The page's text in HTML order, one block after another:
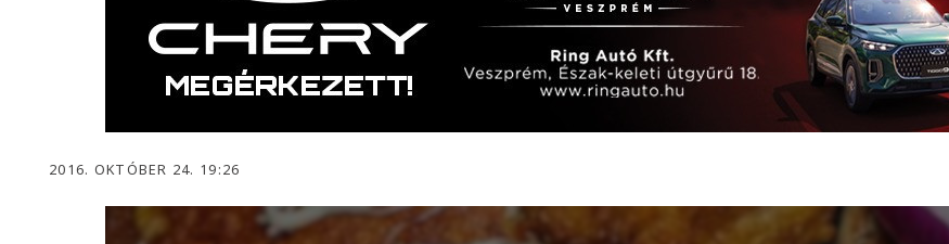
2016. OKTÓBER 24. 19:26